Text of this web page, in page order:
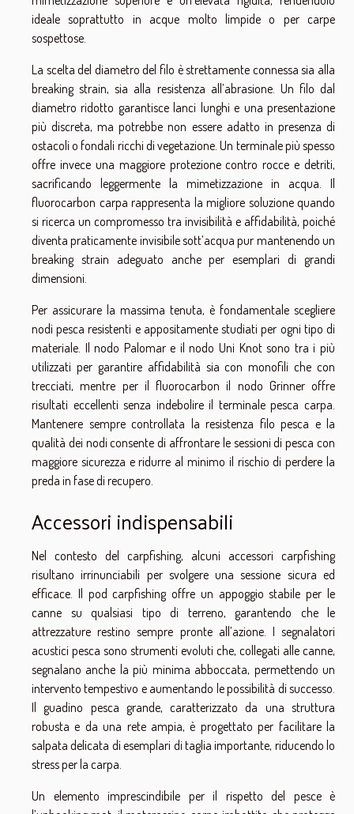
ideale soprattutto in acque molto limpide o per carpe
sospettose.
La scelta del diametro del filo è strettamente connessa sia alla
breaking strain, sia alla resistenza all’abrasione. Un filo dal
diametro ridotto garantisce lanci lunghi e una presentazione
più discreta, ma potrebbe non essere adatto in presenza di
ostacoli o fondali ricchi di vegetazione. Un terminale più spesso
offre invece una maggiore protezione contro rocce e detriti,
sacrificando leggermente la mimetizzazione in acqua. Il
fluorocarbon carpa rappresenta la migliore soluzione quando
si ricerca un compromesso tra invisibilità e affidabilità, poiché
diventa praticamente invisibile sott’acqua pur mantenendo un
breaking strain adeguato anche per esemplari di grandi
dimensioni.
Per assicurare la massima tenuta, è fondamentale scegliere
nodi pesca resistenti e appositamente studiati per ogni tipo di
materiale. Il nodo Palomar e il nodo Uni Knot sono tra i più
utilizzati per garantire affidabilità sia con monofili che con
trecciati, mentre per il fluorocarbon il nodo Grinner offre
risultati eccellenti senza indebolire il terminale pesca carpa.
Mantenere sempre controllata la resistenza filo pesca e la
qualità dei nodi consente di affrontare le sessioni di pesca con
maggiore sicurezza e ridurre al minimo il rischio di perdere la
preda in fase di recupero.
Accessori indispensabili
Nel contesto del carpfishing, alcuni accessori carpfishing
risultano irrinunciabili per svolgere una sessione sicura ed
efficace. Il pod carpfishing offre un appoggio stabile per le
canne su qualsiasi tipo di terreno, garantendo che le
attrezzature restino sempre pronte all’azione. I segnalatori
acustici pesca sono strumenti evoluti che, collegati alle canne,
segnalano anche la più minima abboccata, permettendo un
intervento tempestivo e aumentando le possibilità di successo.
Il guadino pesca grande, caratterizzato da una struttura
robusta e da una rete ampia, è progettato per facilitare la
salpata delicata di esemplari di taglia importante, riducendo lo
stress per la carpa.
Un elemento imprescindibile per il rispetto del pesce è